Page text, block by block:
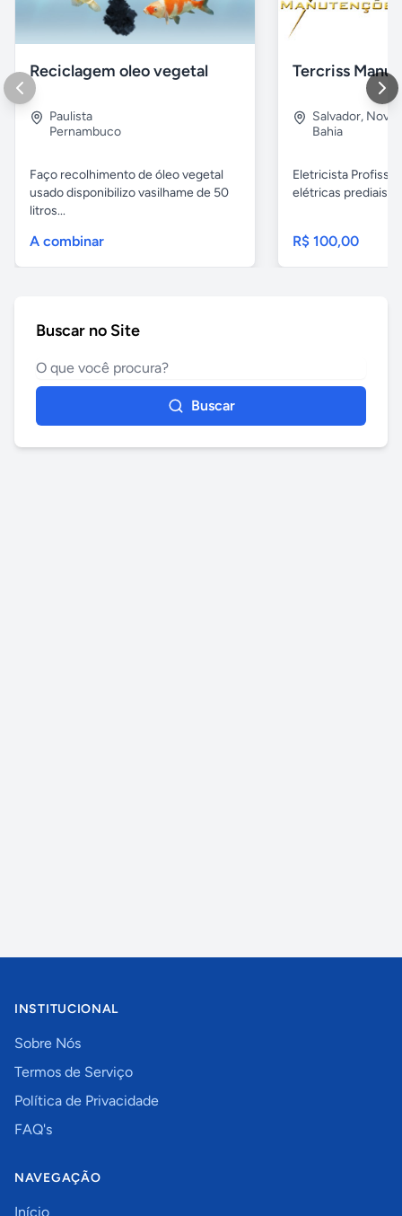
Reciclagem oleo vegetal
Paulista
Pernambuco
Faço recolhimento de óleo vegetal
usado disponibilizo vasilhame de 50
litros...
A combinar
Salvador, Nova
Bahia
Eletricista
elétricas prediais e
R$ 100,00
Buscar no Site
Buscar
INSTITUCIONAL
Sobre Nós
Termos de Serviço
Política de Privacidade
FAQ's
NAVEGAÇÃO
Início